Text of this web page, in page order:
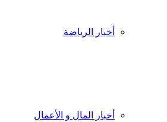
أخبار الرياضة
أخبار المال و الأعمال